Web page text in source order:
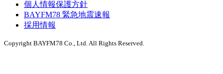
個人情報保護方針
BAYFM78 緊急地震速報
採用情報
Copyright BAYFM78 Co., Ltd. All Rights Reserved.